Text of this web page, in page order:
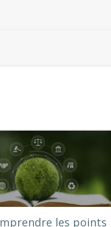
les points